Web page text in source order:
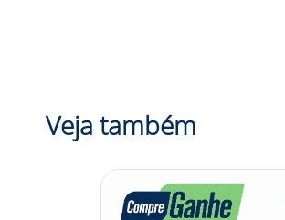
uma combinação única de
escoriantes. -
ser utilizada em ambientes
Marca:ITALBOTAS IND.COM.
DESCRIÇÃO:
Veja também